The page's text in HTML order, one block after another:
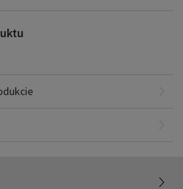
medyczny wielokrotnego użytku